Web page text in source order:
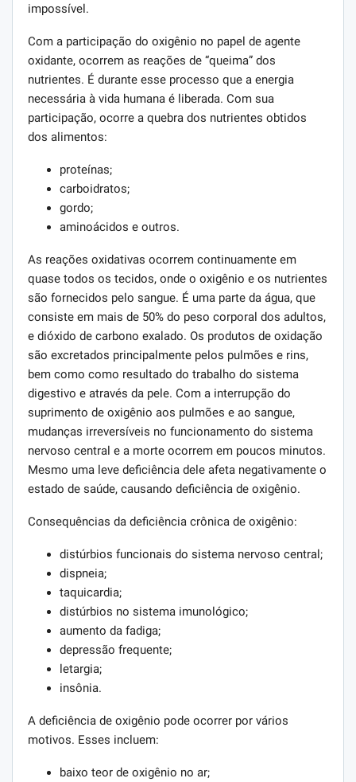
impossível.
Com a participação do oxigênio no papel de agente
oxidante, ocorrem as reações de “queima” dos
nutrientes. É durante esse processo que a energia
necessária à vida humana é liberada. Com sua
participação, ocorre a quebra dos nutrientes obtidos
dos alimentos:
proteínas;
carboidratos;
gordo;
aminoácidos e outros.
As reações oxidativas ocorrem continuamente em
quase todos os tecidos, onde o oxigênio e os nutrientes
são fornecidos pelo sangue. É uma parte da água, que
consiste em mais de 50% do peso corporal dos adultos,
e dióxido de carbono exalado. Os produtos de oxidação
são excretados principalmente pelos pulmões e rins,
bem como como resultado do trabalho do sistema
digestivo e através da pele. Com a interrupção do
suprimento de oxigênio aos pulmões e ao sangue,
mudanças irreversíveis no funcionamento do sistema
nervoso central e a morte ocorrem em poucos minutos.
Mesmo uma leve deficiência dele afeta negativamente o
estado de saúde, causando deficiência de oxigênio.
Consequências da deficiência crônica de oxigênio:
distúrbios funcionais do sistema nervoso central;
dispneia;
taquicardia;
distúrbios no sistema imunológico;
aumento da fadiga;
depressão frequente;
letargia;
insônia.
A deficiência de oxigênio pode ocorrer por vários
motivos. Esses incluem:
baixo teor de oxigênio no ar;